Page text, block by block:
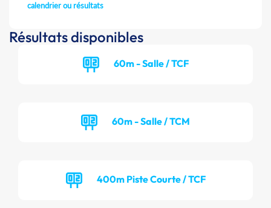
calendrier ou résultats
Résultats disponibles
60m - Salle / TCF
60m - Salle / TCM
400m Piste Courte / TCF